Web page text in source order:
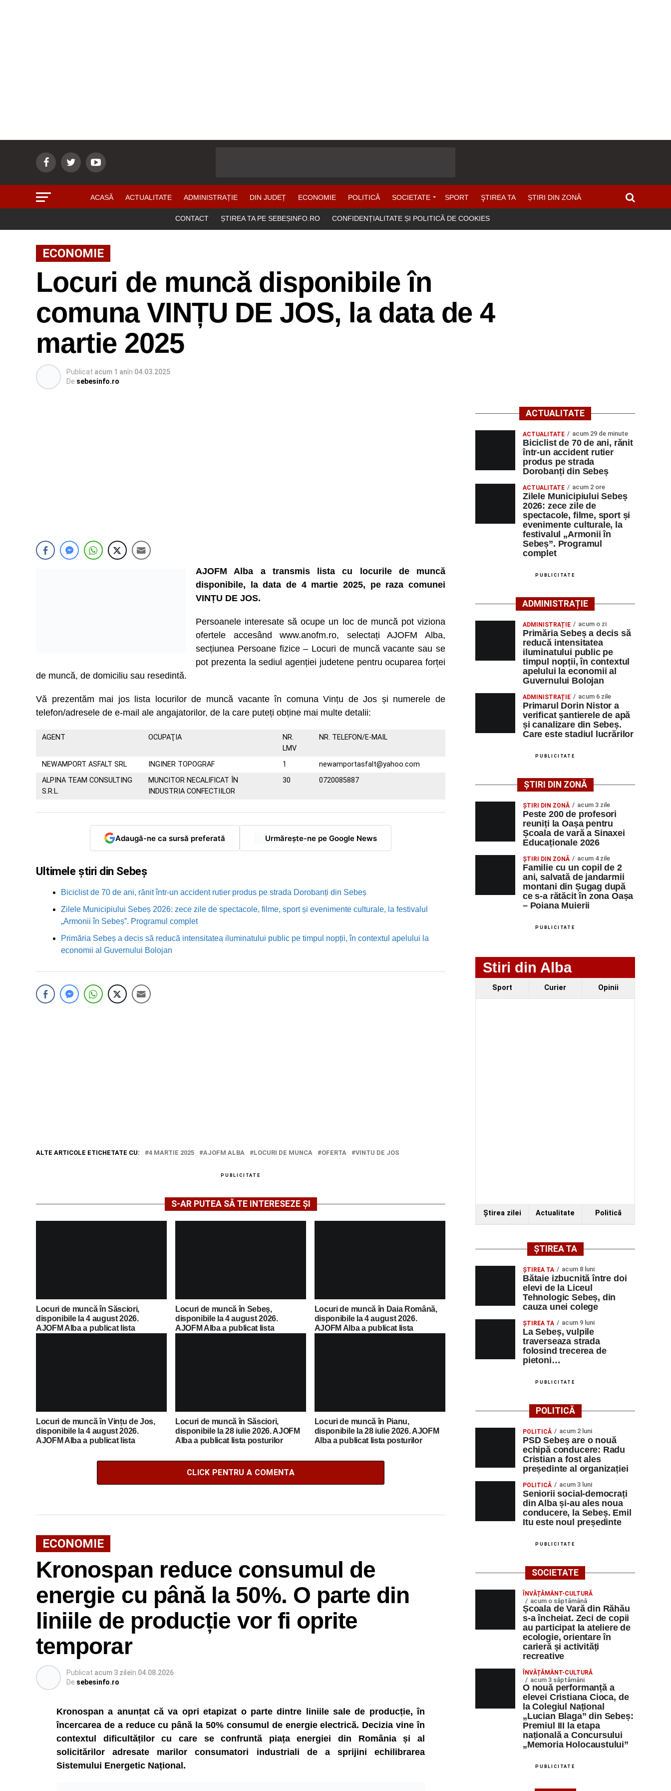
ACASĂ ACTUALITATE ADMINISTRAȚIE DIN JUDEȚ ECONOMIE POLITICĂ SOCIETATE SPORT ŞTIREA TA ȘTIRI DIN ZONĂ
CONTACT ȘTIREA TA PE SEBEȘINFO.RO CONFIDENȚIALITATE ȘI POLITICĂ DE COOKIES
ECONOMIE
Locuri de muncă disponibile în
comuna VINȚU DE JOS, la data de 4
martie 2025
Publicat acum 1 anîn 04.03.2025
De sebesinfo.ro
AJOFM Alba a transmis lista cu locurile de muncă
disponibile, la data de 4 martie 2025, pe raza comunei
VINȚU DE JOS.
Persoanele interesate să ocupe un loc de muncă pot viziona
ofertele accesând www.anofm.ro, selectați AJOFM Alba,
secțiunea Persoane fizice – Locuri de muncă vacante sau se
pot prezenta la sediul agenției judetene pentru ocuparea forței
de muncă, de domiciliu sau resedintă.
Vă prezentăm mai jos lista locurilor de muncă vacante în comuna Vințu de Jos și numerele de
telefon/adresele de e-mail ale angajatorilor, de la care puteți obține mai multe detalii:
AGENT OCUPAŢIA
NR.
LMV
NR. TELEFON/E-MAIL
NEWAMPORT ASFALT SRL INGINER TOPOGRAF 1
newamportasfalt@yahoo.com
ALPINA TEAM CONSULTING
S.R.L.
MUNCITOR NECALIFICAT ÎN
INDUSTRIA CONFECTIILOR
30 0720085887
Adaugă-ne ca sursă preferată Urmărește-ne pe Google News
Ultimele știri din Sebeș
Biciclist de 70 de ani, rănit într-un accident rutier produs pe strada Dorobanți din Sebeș
Zilele Municipiului Sebeș 2026: zece zile de spectacole, filme, sport și evenimente culturale, la festivalul
„Armonii în Sebeș”. Programul complet
Primăria Sebeș a decis să reducă intensitatea iluminatului public pe timpul nopții, în contextul apelului la
economii al Guvernului Bolojan
ALTE ARTICOLE ETICHETATE CU: 4 MARTIE 2025 AJOFM ALBA LOCURI DE MUNCA OFERTA VINTU DE JOS
PUBLICITATE
S-AR PUTEA SĂ TE INTERESEZE ȘI
Locuri de muncă în Săsciori,
disponibile la 4 august 2026.
AJOFM Alba a publicat lista
Locuri de muncă în Sebeș,
disponibile la 4 august 2026.
AJOFM Alba a publicat lista
Locuri de muncă în Daia Română,
disponibile la 4 august 2026.
AJOFM Alba a publicat lista
Locuri de muncă în Vințu de Jos,
disponibile la 4 august 2026.
AJOFM Alba a publicat lista
Locuri de muncă în Săsciori,
disponibile la 28 iulie 2026. AJOFM
Alba a publicat lista posturilor
Locuri de muncă în Pianu,
disponibile la 28 iulie 2026. AJOFM
Alba a publicat lista posturilor
CLICK PENTRU A COMENTA
ECONOMIE
Kronospan reduce consumul de
energie cu până la 50%. O parte din
liniile de producție vor fi oprite
temporar
Publicat acum 3 zileîn 04.08.2026
De sebesinfo.ro
Kronospan a anunțat că va opri etapizat o parte dintre liniile sale de producție, în
încercarea de a reduce cu până la 50% consumul de energie electrică. Decizia vine în
contextul dificultăților cu care se confruntă piața energiei din România și al
solicitărilor adresate marilor consumatori industriali de a sprijini echilibrarea
Sistemului Energetic Național.
ACTUALITATE
ACTUALITATE acum 29 de minute
Biciclist de 70 de ani, rănit
într-un accident rutier
produs pe strada
Dorobanți din Sebeș
ACTUALITATE acum 2 ore
Zilele Municipiului Sebeș
2026: zece zile de
spectacole, filme, sport și
evenimente culturale, la
festivalul „Armonii în
Sebeș”. Programul
complet
PUBLICITATE
ADMINISTRAȚIE
ADMINISTRAȚIE acum o zi
Primăria Sebeș a decis să
reducă intensitatea
iluminatului public pe
timpul nopții, în contextul
apelului la economii al
Guvernului Bolojan
ADMINISTRAȚIE acum 6 zile
Primarul Dorin Nistor a
verificat șantierele de apă
și canalizare din Sebeș.
Care este stadiul lucrărilor
PUBLICITATE
ȘTIRI DIN ZONĂ
ȘTIRI DIN ZONĂ acum 3 zile
Peste 200 de profesori
reuniți la Oașa pentru
Școala de vară a Sinaxei
Educaționale 2026
ȘTIRI DIN ZONĂ acum 4 zile
Familie cu un copil de 2
ani, salvată de jandarmii
montani din Șugag după
ce s-a rătăcit în zona Oașa
– Poiana Muierii
PUBLICITATE
Stiri din Alba
Sport Curier Opinii
Ştirea zilei Actualitate Politică
ȘTIREA TA
ŞTIREA TA acum 8 luni
Bătaie izbucnită între doi
elevi de la Liceul
Tehnologic Sebeș, din
cauza unei colege
ŞTIREA TA acum 9 luni
La Sebeș, vulpile
traverseaza strada
folosind trecerea de
pietoni…
PUBLICITATE
POLITICĂ
POLITICĂ acum 2 luni
PSD Sebeș are o nouă
echipă conducere: Radu
Cristian a fost ales
președinte al organizației
POLITICĂ acum 3 luni
Seniorii social-democrați
din Alba și-au ales noua
conducere, la Sebeș. Emil
Itu este noul președinte
PUBLICITATE
SOCIETATE
ÎNVĂȚĂMÂNT-CULTURĂ
acum o săptămână
Școala de Vară din Răhău
s-a încheiat. Zeci de copii
au participat la ateliere de
ecologie, orientare în
carieră și activități
recreative
ÎNVĂȚĂMÂNT-CULTURĂ
acum 3 săptămâni
O nouă performanță a
elevei Cristiana Cioca, de
la Colegiul Național
„Lucian Blaga” din Sebeș:
Premiul III la etapa
națională a Concursului
„Memoria Holocaustului”
PUBLICITATE